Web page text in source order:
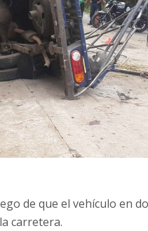
de que el vehículo en
carretera.